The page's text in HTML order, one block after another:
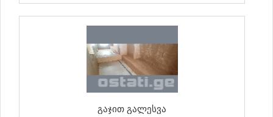
Გაჯით Გალესვა